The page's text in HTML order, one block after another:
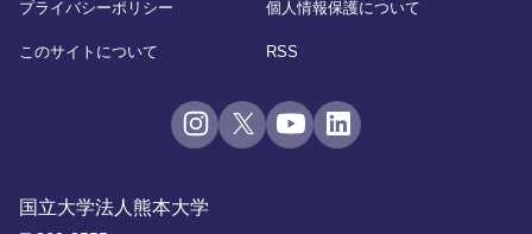
国立大学法人熊本大学
プライバシーポリシー 個人情報保護について
このサイトについて RSS